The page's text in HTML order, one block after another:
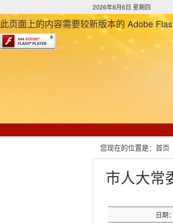
2026年8月6日 星期四
此页面上的内容需要较新版本的 Adobe
您现在的位置是： 首页
市人大常
日期